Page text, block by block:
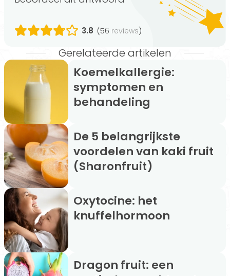
3.8 (56 reviews)
Gerelateerde artikelen
Koemelkallergie:
symptomen en
behandeling
De 5 belangrijkste
voordelen van kaki fruit
(Sharonfruit)
Oxytocine: het
knuffelhormoon
Dragon fruit: een